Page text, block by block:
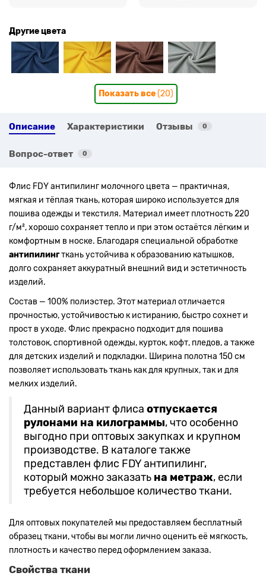
Другие цвета
Показать все(20)
Описание Характеристики Отзывы 0
Вопрос-ответ 0
Флис FDY антипилинг молочного цвета — практичная,
мягкая и тёплая ткань, которая широко используется для
пошива одежды и текстиля. Материал имеет плотность 220
г/м², хорошо сохраняет тепло и при этом остаётся лёгким и
комфортным в носке. Благодаря специальной обработке
антипилингткань устойчива к образованию катышков,
долго сохраняет аккуратный внешний вид и эстетичность
изделий.
Состав — 100% полиэстер. Этот материал отличается
прочностью, устойчивостью к истиранию, быстро сохнет и
прост в уходе. Флис прекрасно подходит для пошива
толстовок, спортивной одежды, курток, кофт, пледов, а также
для детских изделий и подкладки. Ширина полотна 150 см
позволяет использовать ткань как для крупных, так и для
мелких изделий.
Данный вариант флиса отпускается
рулонами на килограммы, что особенно
выгодно при оптовых закупках и крупном
производстве. В каталоге также
представлен флис FDY антипилинг,
который можно заказать на метраж, если
требуется небольшое количество ткани.
Для оптовых покупателей мы предоставляем бесплатный
образец ткани, чтобы вы могли лично оценить её мягкость,
плотность и качество перед оформлением заказа.
Свойства ткани